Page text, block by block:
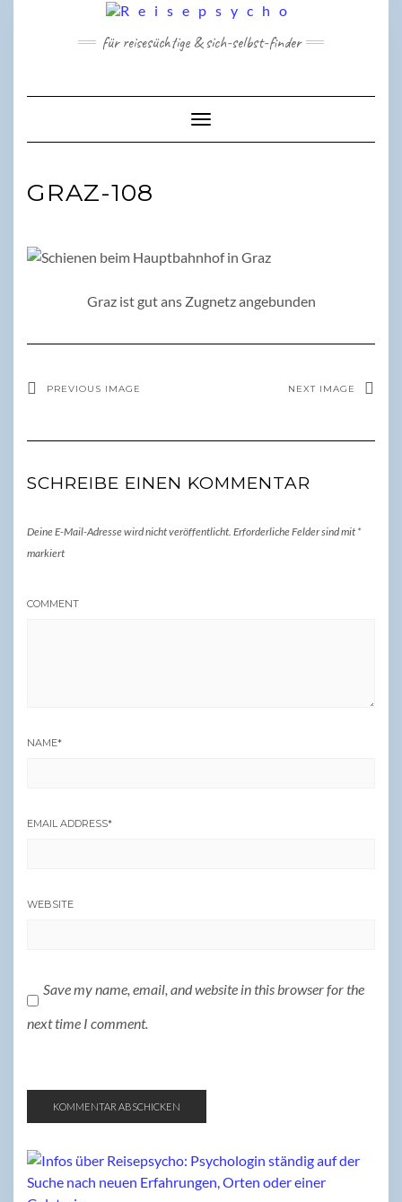
für reisesüchtige & sich-selbst-finder
Toggle Navigation
GRAZ-108
Graz ist gut ans Zugnetz angebunden
PREVIOUS IMAGE NEXT IMAGE
SCHREIBE EINEN KOMMENTAR
Deine E-Mail-Adresse wird nicht veröffentlicht. Erforderliche Felder sind mit *
markiert
COMMENT
NAME*
EMAIL ADDRESS*
WEBSITE
Save my name, email, and website in this browser for the
next time I comment.